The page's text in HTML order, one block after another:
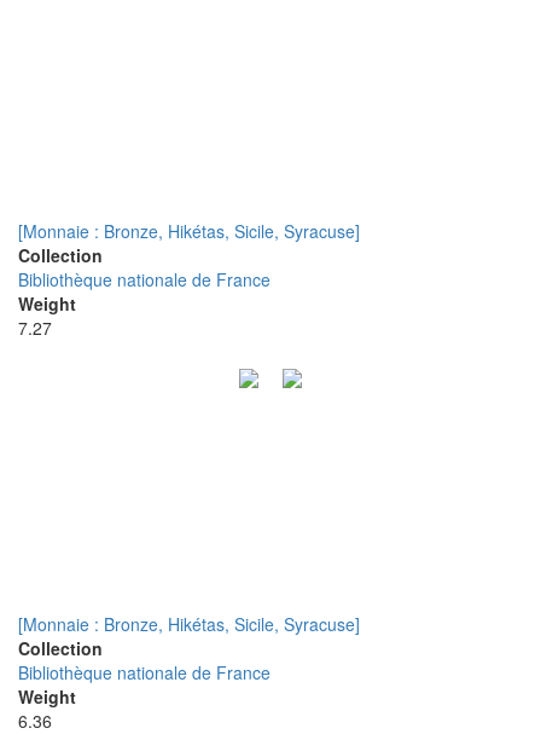
[Monnaie : Bronze, Hikétas, Sicile, Syracuse]
Collection
Bibliothèque nationale de France
Weight
7.27
[Monnaie : Bronze, Hikétas, Sicile, Syracuse]
Collection
Bibliothèque nationale de France
Weight
6.36